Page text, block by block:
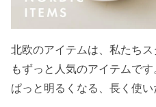
北欧のアイテムは、私たち
もずっと人気のアイテムで
ぱっと明るくなる、長く使い